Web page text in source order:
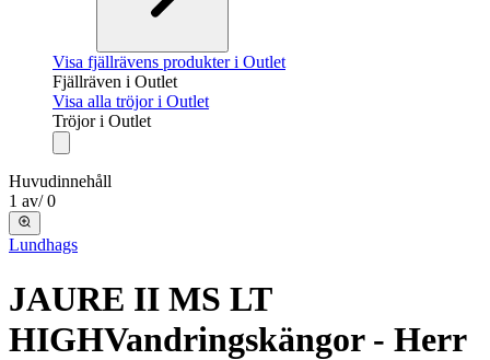
Visa fjällrävens produkter i Outlet
Fjällräven i Outlet
Visa alla tröjor i Outlet
Tröjor i Outlet
Huvudinnehåll
1 av/ 0
Lundhags
JAURE II MS LT
HIGHVandringskängor - Herr